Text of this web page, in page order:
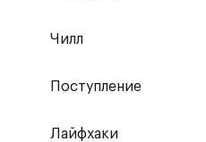
Чилл
Поступление
Лайфхаки